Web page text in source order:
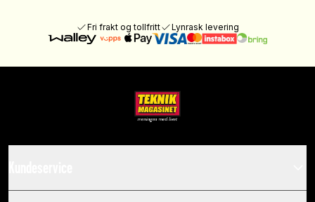
Fri frakt og tollfritt Lynrask levering